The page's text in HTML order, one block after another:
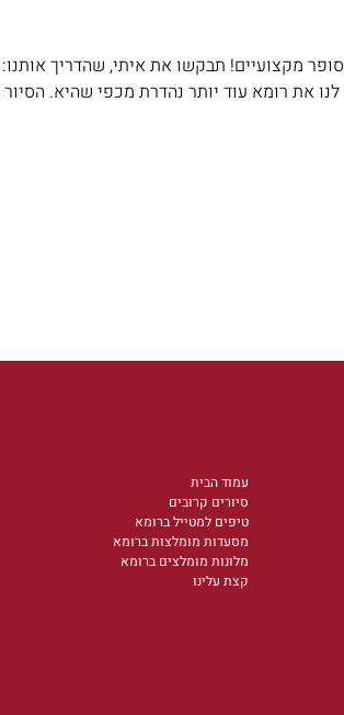
סופר מקצועיים! תבקשו את איתי, שהדריך
לנו את רומא עוד יותר נהדרת מכפי שהיא.
עמוד הבית
סיורים קרובים
טיפים למטייל ברומא
מסעדות מומלצות ברומא
מלונות מומלצים ברומא
קצת עלינו